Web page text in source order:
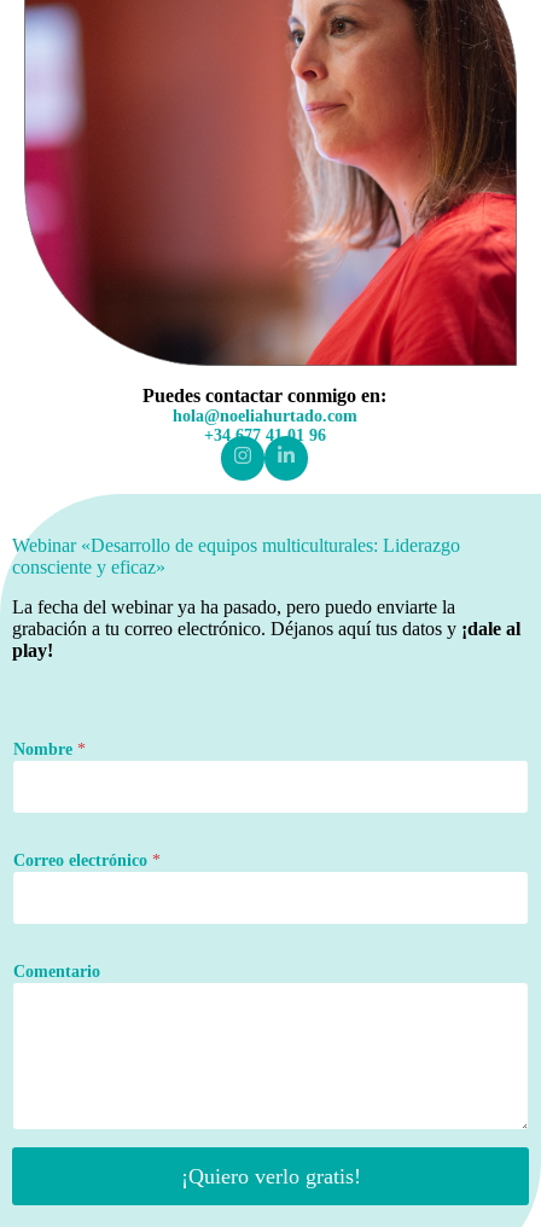
Puedes contactar conmigo en:
hola@noeliahurtado.com
+34 677 41 01 96
Webinar «Desarrollo de equipos multiculturales: Liderazgo
consciente y eficaz»
La fecha del webinar ya ha pasado, pero puedo enviarte la
grabación a tu correo electrónico. Déjanos aquí tus datos y ¡dale al
play!
Nombre *
Correo electrónico *
Comentario
¡Quiero verlo gratis!